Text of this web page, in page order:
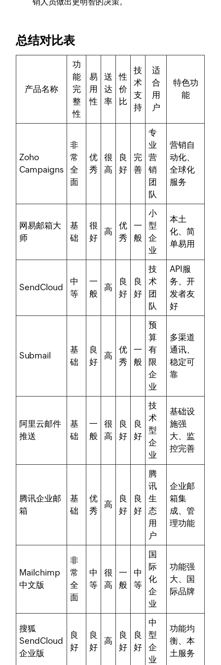
总结对比表
产品名称
功
能
完
整
性
易
用
性
送
达
率
性
价
比
技
术
支
持
适
合
用
户
特色功
能
Zoho
Campaigns
非
常
全
面
优
秀
很
高
良
好
完
善
专
业
营
销
团
队
营销自
动化、
全球化
服务
网易邮箱大
师
基
础
很
好
高
优
秀
一
般
小
型
企
业
本土
化、简
单易用
SendCloud
中
等
一
般
高
良
好
良
好
技
术
团
队
API服
务、开
发者友
好
Submail
基
础
良
好
高
优
秀
一
般
预
算
有
限
企
业
多渠道
通讯、
稳定可
靠
阿里云邮件
推送
基
础
一
般
很
高
良
好
良
好
技
术
型
企
业
基础设
施强
大、监
控完善
腾讯企业邮
箱
基
础
优
秀
高
良
好
良
好
腾
讯
生
态
用
户
企业邮
箱集
成、管
理功能
Mailchimp
中文版
非
常
全
面
中
等
很
高
一
般
中
等
国
际
化
企
业
功能强
大、国
际品牌
搜狐
SendCloud
企业版
良
好
良
好
高
良
好
良
好
中
型
企
业
功能均
衡、本
土服务